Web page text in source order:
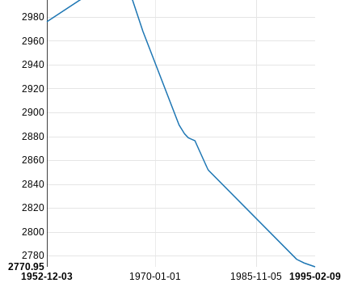
1970-01-01 1985-11-05
1952-12-03 1995-02-09
2780
2800
2820
2840
2860
2880
2900
2920
2940
2960
2980
2770.95